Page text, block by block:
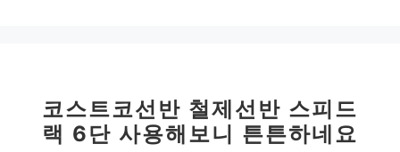
코스트코선반 철제선반 스피드
랙 6단 사용해보니 튼튼하네요